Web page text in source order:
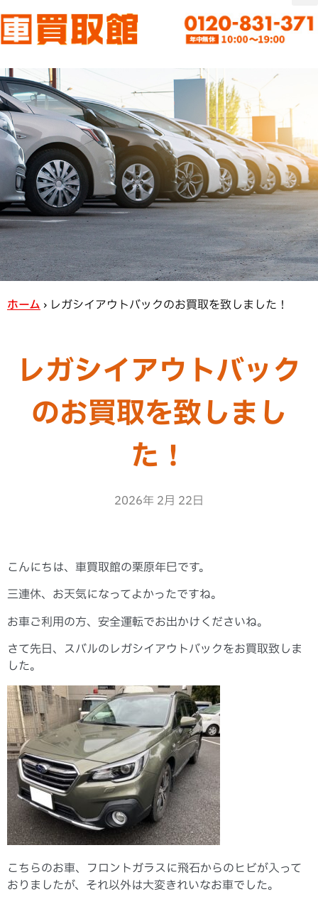
ホーム › レガシイアウトバックのお買取を致しました！
レガシイアウトバック
のお買取を致しまし
た！
2026年 2月 22日
こんにちは、車買取館の栗原年巳です。
三連休、お天気になってよかったですね。
お車ご利用の方、安全運転でお出かけくださいね。
さて先日、スバルのレガシイアウトバックをお買取致しま
した。
こちらのお車、フロントガラスに飛石からのヒビが入って
おりましたが、それ以外は大変きれいなお車でした。